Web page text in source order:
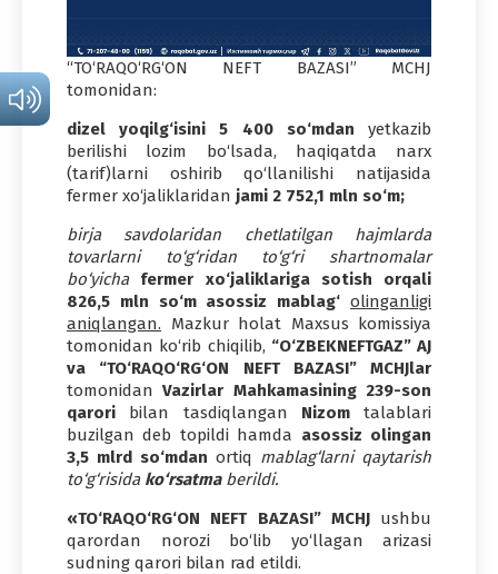
“TO‘RAQO‘RG‘ON NEFT BAZASI” MCHJ
tomonidan:
dizel yoqilg‘isini 5 400 so‘mdan yetkazib
berilishi lozim bo‘lsada, haqiqatda narx
(tarif)larni oshirib qo‘llanilishi natijasida
fermer xo‘jaliklaridan jami 2 752,1 mln so‘m;
birja savdolaridan chetlatilgan hajmlarda
tovarlarni to‘g‘ridan to‘g‘ri shartnomalar
bo‘yicha
fermer xo‘jaliklariga sotish orqali
826,5 mln so‘m asossiz mablag‘ olinganligi
aniqlangan. Mazkur holat Maxsus komissiya
tomonidan ko‘rib chiqilib, “O‘ZBEKNEFTGAZ” AJ
va “TO‘RAQO‘RG‘ON NEFT BAZASI” MCHJlar
tomonidanVazirlar Mahkamasining 239-son
qarori bilan tasdiqlangan Nizomtalablari
buzilgan deb topildi hamda asossiz olingan
3,5 mlrd so‘mdan ortiq mablag‘larni qaytarish
to‘g‘risida ko‘rsatmaberildi.
«TO‘RAQO‘RG‘ON NEFT BAZASI” MCHJushbu
qarordan norozi bo‘lib yo‘llagan arizasi
sudning qarori bilan rad etildi.